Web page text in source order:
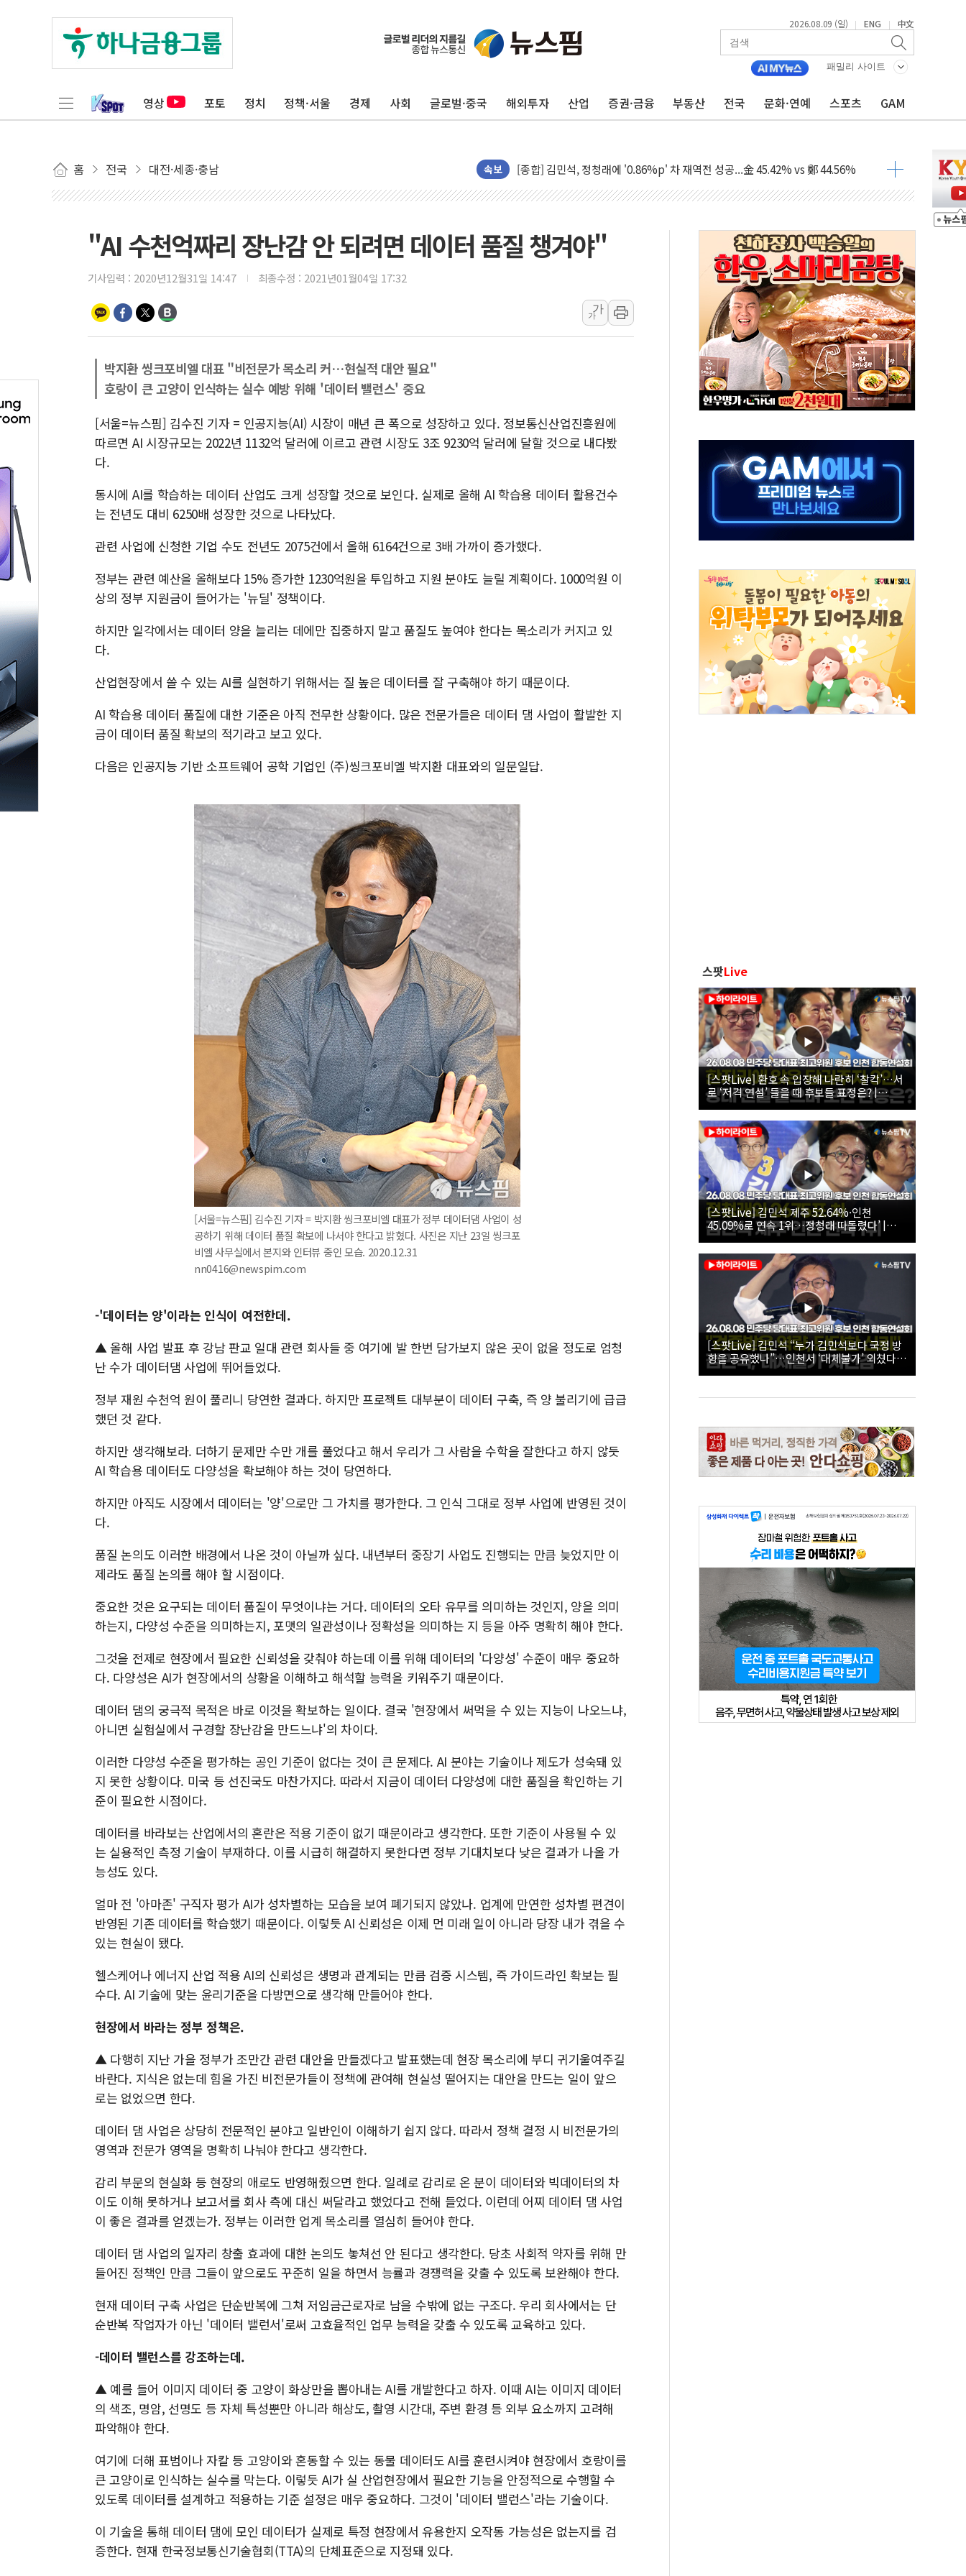
2026.08.09 (일) | ENG | 中文
패밀리 사이트
영상 포토 정치 정책·서울 경제 사회 글로벌·중국 해외투자 산업 증권·금융 부동산 전국 문화·연예 스포츠 GAM
홈 전국 대전·세종·충남 속보
포항시 재난예산 40억 긴급 투입…고수온 양식장 복구·지원 '총력'
울진·영덕 '호우특보'-포항 '산사태 주의보'...경북도, 호우 피해·통제구간 없어
인천 합동연설회 나선 송영길·정청래·김민석 당대표 후보
김민석, 2주차 제주·인천 경선서 정청래에 승리...47.75% vs 42.08%
[속보] 민주, 제주·인천 경선 결과 발표...김민석 47.75% 정청래 42.08%
[속보] 민주, 인천 경선 결과 발표...김민석 45.09% 정청래 43.27% 송영길 11.63%
[속보] 민주, 제주 경선 결과 발표...김민석 52.64% 정청래 39.89% 송영길 7.47%
이번주 국내 주요 금융일정(8.10~8.14)
美, 이란전 출구전략 만지작…공습 한계·탄약 부족 현실화
강릉·동해·삼척 시간당 최대 50㎜ 폭우…강원 동해안 강한 비 이어져
폐기물 수거하다 참변…60대 환경미화원 수거차에 치여 사망
서울 중랑구 주택가서 흉기 난동…60대 남성 2명 숨져
李대통령 "결혼 때문에 손해 보는 일 없게"…'결혼 페널티' 22개 과제 손본다
여수 오동도 인근 해상서 모터보트 전복…1명 사망·1명 실종
추미애, '위안부' 피해자 기림의 날 참석..."국제적 시민 연대로 목소리 내야"
인천 선재도 갯벌서 해루질 중 실종 60대 나흘만에 숨진 채 발견
인천서 말다툼 중 어머니 흉기 살해 10대 아들 체포
'화합' 꺼낸 김민석에 '뻔뻔' 받아친 정청래…제주 연설서 신경전 고조
"AI 수천억짜리 장난감 안 되려면 데이터 품질 챙겨야"
기사입력 : 2020년12월31일 14:47 최종수정 : 2021년01월04일 17:32
가
가
박지환 씽크포비엘 대표 "비전문가 목소리 커…현실적 대안 필요"
호랑이 큰 고양이 인식하는 실수 예방 위해 '데이터 밸런스' 중요
[서울=뉴스핌] 김수진 기자 = 인공지능(AI) 시장이 매년 큰 폭으로 성장하고 있다. 정보통신산업진흥원에
따르면 AI 시장규모는 2022년 1132억 달러에 이르고 관련 시장도 3조 9230억 달러에 달할 것으로 내다봤
다.
동시에 AI를 학습하는 데이터 산업도 크게 성장할 것으로 보인다. 실제로 올해 AI 학습용 데이터 활용건수
는 전년도 대비 6250배 성장한 것으로 나타났다.
관련 사업에 신청한 기업 수도 전년도 2075건에서 올해 6164건으로 3배 가까이 증가했다.
정부는 관련 예산을 올해보다 15% 증가한 1230억원을 투입하고 지원 분야도 늘릴 계획이다. 1000억원 이
상의 정부 지원금이 들어가는 '뉴딜' 정책이다.
하지만 일각에서는 데이터 양을 늘리는 데에만 집중하지 말고 품질도 높여야 한다는 목소리가 커지고 있
다.
산업현장에서 쓸 수 있는 AI를 실현하기 위해서는 질 높은 데이터를 잘 구축해야 하기 때문이다.
AI 학습용 데이터 품질에 대한 기준은 아직 전무한 상황이다. 많은 전문가들은 데이터 댐 사업이 활발한 지
금이 데이터 품질 확보의 적기라고 보고 있다.
다음은 인공지능 기반 소프트웨어 공학 기업인 (주)씽크포비엘 박지환 대표와의 일문일답.
[서울=뉴스핌] 김수진 기자 = 박지환 씽크포비엘 대표가 정부 데이터댐 사업이 성
공하기 위해 데이터 품질 확보에 나서야 한다고 밝혔다. 사진은 지난 23일 씽크포
비엘 사무실에서 본지와 인터뷰 중인 모습. 2020.12.31
nn0416@newspim.com
-'데이터는 양'이라는 인식이 여전한데.
▲ 올해 사업 발표 후 강남 판교 일대 관련 회사들 중 여기에 발 한번 담가보지 않은 곳이 없을 정도로 엄청
난 수가 데이터댐 사업에 뛰어들었다.
정부 재원 수천억 원이 풀리니 당연한 결과다. 하지만 프로젝트 대부분이 데이터 구축, 즉 양 불리기에 급급
했던 것 같다.
하지만 생각해보라. 더하기 문제만 수만 개를 풀었다고 해서 우리가 그 사람을 수학을 잘한다고 하지 않듯
AI 학습용 데이터도 다양성을 확보해야 하는 것이 당연하다.
하지만 아직도 시장에서 데이터는 '양'으로만 그 가치를 평가한다. 그 인식 그대로 정부 사업에 반영된 것이
다.
품질 논의도 이러한 배경에서 나온 것이 아닐까 싶다. 내년부터 중장기 사업도 진행되는 만큼 늦었지만 이
제라도 품질 논의를 해야 할 시점이다.
중요한 것은 요구되는 데이터 품질이 무엇이냐는 거다. 데이터의 오타 유무를 의미하는 것인지, 양을 의미
하는지, 다양성 수준을 의미하는지, 포맷의 일관성이나 정확성을 의미하는 지 등을 아주 명확히 해야 한다.
그것을 전제로 현장에서 필요한 신뢰성을 갖춰야 하는데 이를 위해 데이터의 '다양성' 수준이 매우 중요하
다. 다양성은 AI가 현장에서의 상황을 이해하고 해석할 능력을 키워주기 때문이다.
데이터 댐의 궁극적 목적은 바로 이것을 확보하는 일이다. 결국 '현장에서 써먹을 수 있는 지능이 나오느냐,
아니면 실험실에서 구경할 장난감을 만드느냐'의 차이다.
이러한 다양성 수준을 평가하는 공인 기준이 없다는 것이 큰 문제다. AI 분야는 기술이나 제도가 성숙돼 있
지 못한 상황이다. 미국 등 선진국도 마찬가지다. 따라서 지금이 데이터 다양성에 대한 품질을 확인하는 기
준이 필요한 시점이다.
데이터를 바라보는 산업에서의 혼란은 적용 기준이 없기 때문이라고 생각한다. 또한 기준이 사용될 수 있
는 실용적인 측정 기술이 부재하다. 이를 시급히 해결하지 못한다면 정부 기대치보다 낮은 결과가 나올 가
능성도 있다.
얼마 전 '아마존' 구직자 평가 AI가 성차별하는 모습을 보여 폐기되지 않았나. 업계에 만연한 성차별 편견이
반영된 기존 데이터를 학습했기 때문이다. 이렇듯 AI 신뢰성은 이제 먼 미래 일이 아니라 당장 내가 겪을 수
있는 현실이 됐다.
헬스케어나 에너지 산업 적용 AI의 신뢰성은 생명과 관계되는 만큼 검증 시스템, 즉 가이드라인 확보는 필
수다. AI 기술에 맞는 윤리기준을 다방면으로 생각해 만들어야 한다.
현장에서 바라는 정부 정책은.
▲ 다행히 지난 가을 정부가 조만간 관련 대안을 만들겠다고 발표했는데 현장 목소리에 부디 귀기울여주길
바란다. 지식은 없는데 힘을 가진 비전문가들이 정책에 관여해 현실성 떨어지는 대안을 만드는 일이 앞으
로는 없었으면 한다.
데이터 댐 사업은 상당히 전문적인 분야고 일반인이 이해하기 쉽지 않다. 따라서 정책 결정 시 비전문가의
영역과 전문가 영역을 명확히 나눠야 한다고 생각한다.
감리 부문의 현실화 등 현장의 애로도 반영해줬으면 한다. 일례로 감리로 온 분이 데이터와 빅데이터의 차
이도 이해 못하거나 보고서를 회사 측에 대신 써달라고 했었다고 전해 들었다. 이런데 어찌 데이터 댐 사업
이 좋은 결과를 얻겠는가. 정부는 이러한 업계 목소리를 열심히 들어야 한다.
데이터 댐 사업의 일자리 창출 효과에 대한 논의도 놓쳐선 안 된다고 생각한다. 당초 사회적 약자를 위해 만
들어진 정책인 만큼 그들이 앞으로도 꾸준히 일을 하면서 능률과 경쟁력을 갖출 수 있도록 보완해야 한다.
현재 데이터 구축 사업은 단순반복에 그쳐 저임금근로자로 남을 수밖에 없는 구조다. 우리 회사에서는 단
순반복 작업자가 아닌 '데이터 밸런서'로써 고효율적인 업무 능력을 갖출 수 있도록 교육하고 있다.
-데이터 밸런스를 강조하는데.
▲ 예를 들어 이미지 데이터 중 고양이 화상만을 뽑아내는 AI를 개발한다고 하자. 이때 AI는 이미지 데이터
의 색조, 명암, 선명도 등 자체 특성뿐만 아니라 해상도, 촬영 시간대, 주변 환경 등 외부 요소까지 고려해
파악해야 한다.
여기에 더해 표범이나 자칼 등 고양이와 혼동할 수 있는 동물 데이터도 AI를 훈련시켜야 현장에서 호랑이를
큰 고양이로 인식하는 실수를 막는다. 이렇듯 AI가 실 산업현장에서 필요한 기능을 안정적으로 수행할 수
있도록 데이터를 설계하고 적용하는 기준 설정은 매우 중요하다. 그것이 '데이터 밸런스'라는 기술이다.
이 기술을 통해 데이터 댐에 모인 데이터가 실제로 특정 현장에서 유용한지 오작동 가능성은 없는지를 검
증한다. 현재 한국정보통신기술협회(TTA)의 단체표준으로 지정돼 있다.
스팟Live
[스팟Live] 환호 속 입장해 나란히 ‘찰칵’…서
로 ‘저격 연설’ 들을 때 후보들 표정은? |
26.08.08 더불어민주당 당대표·최고위원 후
보 인천 합동연설회
[스팟Live] 김민석 제주 52.64%·인천
45.09%로 연속 1위…정청래 따돌렸다’ |
26.08.08 더불어민주당 당대표·최고위원 후
보 인천 합동연설회
[스팟Live] 김민석 “누가 김민석보다 국정 방
향을 공유했나”…인천서 ‘대체불가’ 외쳤다 |
26.08.08 더불어민주당 당대표·최고위원 후